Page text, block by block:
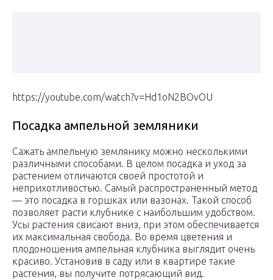
https://youtube.com/watch?v=Hd1oN2BOvOU
Посадка ампельной земляники
Сажать ампельную землянику можно несколькими
различными способами. В целом посадка и уход за
растением отличаются своей простотой и
неприхотливостью. Самый распространенный метод
— это посадка в горшках или вазонах. Такой способ
позволяет расти клубнике с наибольшим удобством.
Усы растения свисают вниз, при этом обеспечивается
их максимальная свобода. Во время цветения и
плодоношения ампельная клубника выглядит очень
красиво. Установив в саду или в квартире такие
растения, вы получите потрясающий вид.